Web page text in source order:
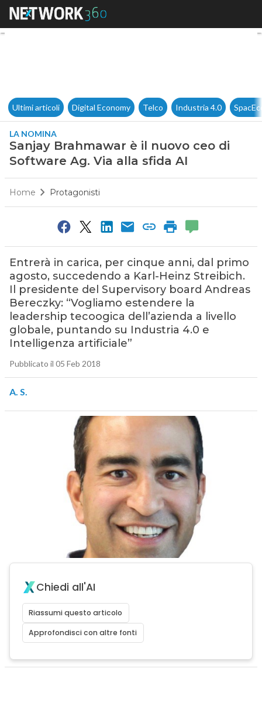
Sanjay Brahmawar è il
Ultimi articoli Digital Economy Telco Industria 4.0
LA NOMINA
Sanjay Brahmawar è il nuovo ceo di
Software Ag. Via alla sfida AI
Home Protagonisti
Entrerà in carica, per cinque anni, dal primo
agosto, succedendo a Karl-Heinz Streibich.
Il presidente del Supervisory board Andreas
Bereczky: “Vogliamo estendere la
leadership tecoogica dell’azienda a livello
globale, puntando su Industria 4.0 e
Intelligenza artificiale”
Pubblicato il 05 Feb 2018
A. S.
Chiedi all'AI
Riassumi questo articolo
Approfondisci con altre fonti